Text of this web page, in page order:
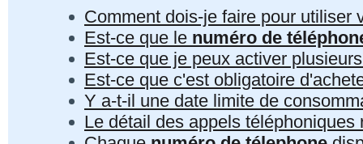
Comment dois-je faire pour utiliser
Est-ce que le numéro de
Est-ce que je peux activer
Est-ce que c'est obligatoire
Y a-t-il une date limite de
Le détail des appels